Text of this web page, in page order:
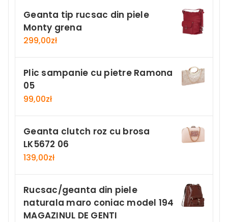
Geanta tip rucsac din piele
Monty grena
299,00zł
Plic sampanie cu pietre Ramona
05
99,00zł
Geanta clutch roz cu brosa
LK5672 06
139,00zł
Rucsac/geanta din piele
naturala maro coniac model 194
MAGAZINUL DE GENTI